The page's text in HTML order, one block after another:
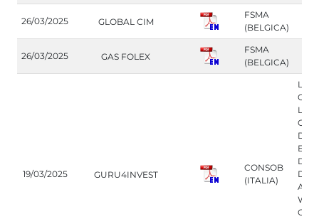
26/03/2025 GLOBAL CIM
FSMA
(BELGICA)
26/03/2025 GAS FOLEX
FSMA
(BELGICA)
19/03/2025 GURU4INVEST
CONSOB
(ITALIA)
LA
LOS
DE
EL
DE
A